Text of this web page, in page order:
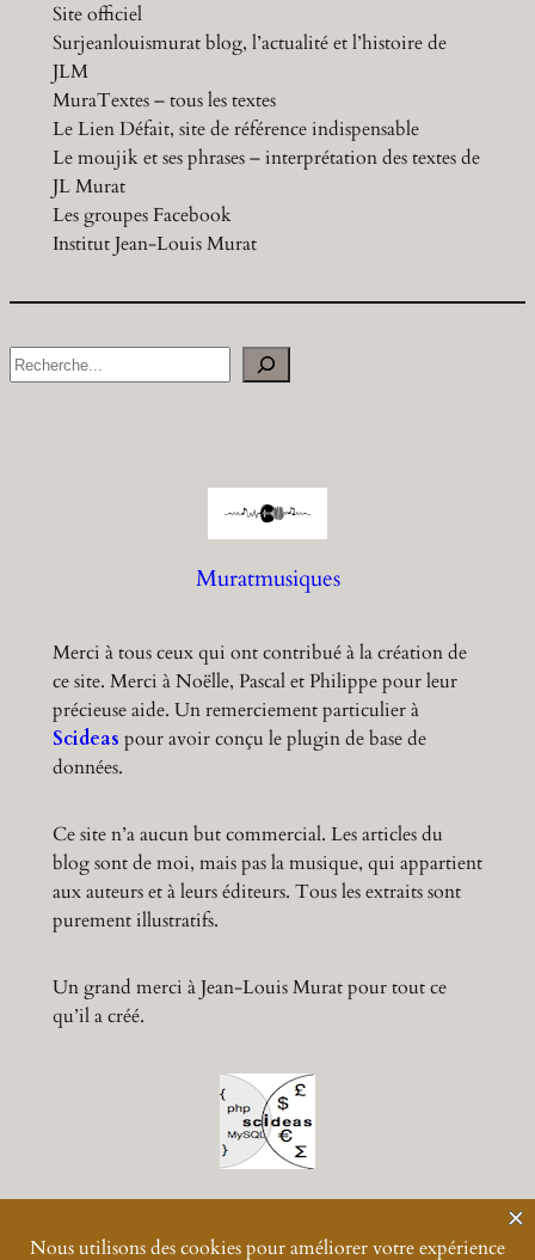
Site officiel
Surjeanlouismurat blog, l’actualité et l’histoire de
JLM
MuraTextes – tous les textes
Le Lien Défait, site de référence indispensable
Le moujik et ses phrases – interprétation des textes de
JL Murat
Les groupes Facebook
Institut Jean-Louis Murat
S
Muratmusiques
Merci à tous ceux qui ont contribué à la création de
ce site. Merci à Noëlle, Pascal et Philippe pour leur
précieuse aide. Un remerciement particulier à
Scideas pour avoir conçu le plugin de base de
données.
Ce site n’a aucun but commercial. Les articles du
blog sont de moi, mais pas la musique, qui appartient
aux auteurs et à leurs éditeurs. Tous les extraits sont
purement illustratifs.
Un grand merci à Jean-Louis Murat pour tout ce
qu’il a créé.